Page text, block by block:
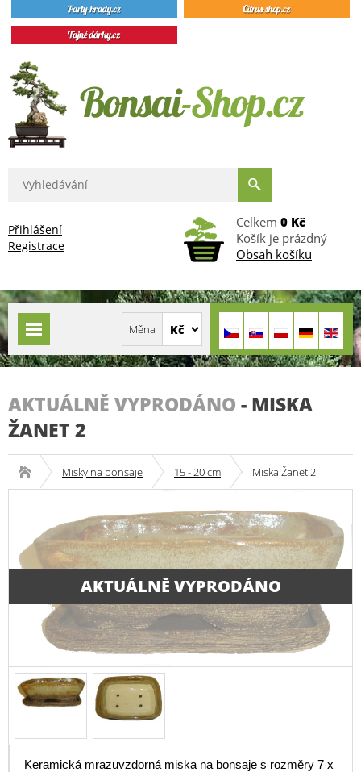
Přihlášení
Registrace
Celkem 0 Kč
Košík je prázdný
Obsah košíku
AKTUÁLNĚ VYPRODÁNO - MISKA
ŽANET 2
Misky na bonsaje 15 - 20 cm Miska Žanet 2
AKTUÁLNĚ VYPRODÁNO
Keramická mrazuvzdorná miska na bonsaje s rozměry 7 x